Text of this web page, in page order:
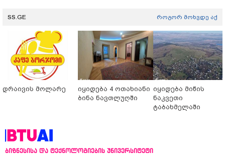
SS.GE როგორ მოხვდე აქ
დრაივის მოლარე
იყიდება 4 ოთახიანი
ბინა ნავთლუღში
იყიდება მიწის
ნაკვეთი
ტაბახმელაში
ბიზნესისა და ტექნოლოგიების უნივერსიტეტი